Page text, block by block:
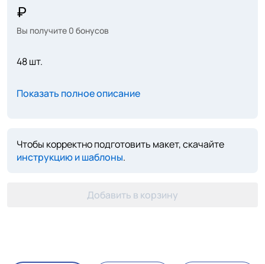
Вы получите 0 бонусов
48 шт.
Показать полное описание
Чтобы корректно подготовить макет, скачайте
инструкцию и шаблоны.
Добавить в корзину